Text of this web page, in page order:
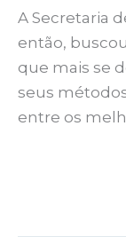
A Secretaria
então,
que mais se
seus
entre os